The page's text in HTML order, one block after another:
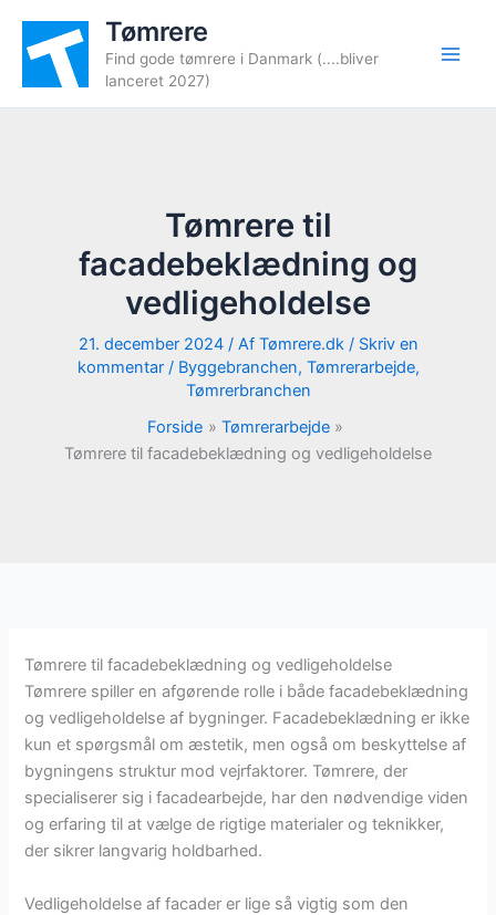
indholdet
Tømrere
Find gode tømrere i Danmark (....bliver
lanceret 2027)
Tømrere til
facadebeklædning og
vedligeholdelse
21. december 2024 / Af Tømrere.dk / Skriv en
kommentar / Byggebranchen, Tømrerarbejde,
Tømrerbranchen
Forside
Tømrerarbejde
Tømrere til facadebeklædning og vedligeholdelse
Tømrere til facadebeklædning og vedligeholdelse
Tømrere spiller en afgørende rolle i både facadebeklædning
og vedligeholdelse af bygninger. Facadebeklædning er ikke
kun et spørgsmål om æstetik, men også om beskyttelse af
bygningens struktur mod vejrfaktorer. Tømrere, der
specialiserer sig i facadearbejde, har den nødvendige viden
og erfaring til at vælge de rigtige materialer og teknikker,
der sikrer langvarig holdbarhed.
Vedligeholdelse af facader er lige så vigtig som den